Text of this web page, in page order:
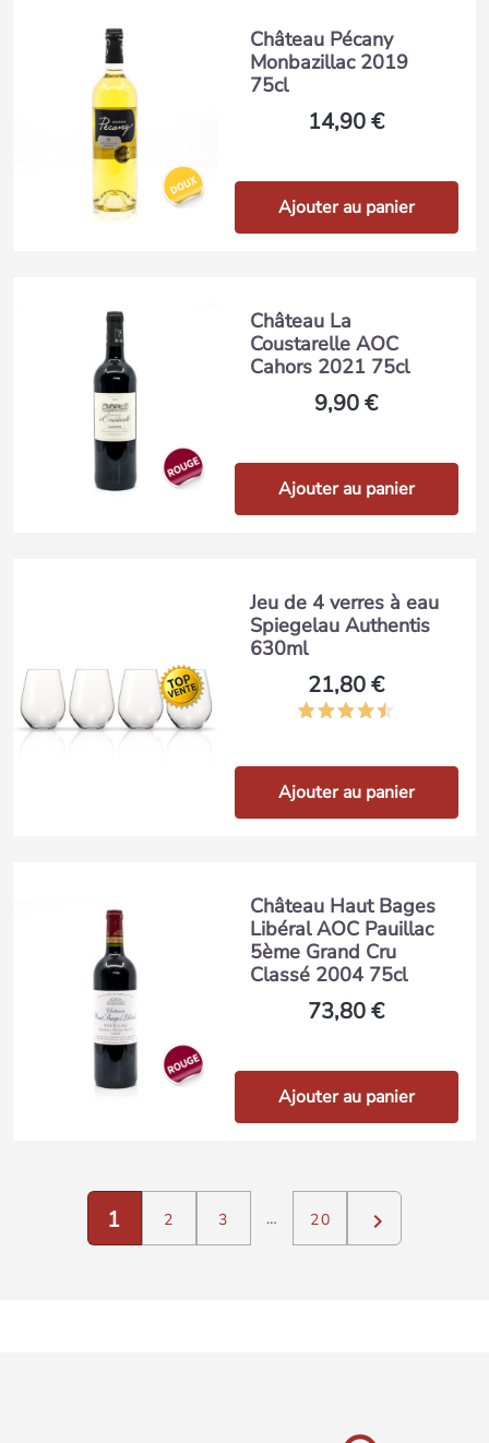
Château Pécany
Monbazillac 2019
75cl
14,90 €
Ajouter au panier
Château La
Coustarelle AOC
Cahors 2021 75cl
9,90 €
Ajouter au panier
Jeu de 4 verres à eau
Spiegelau Authentis
630ml
21,80 €
Ajouter au panier
Château Haut Bages
Libéral AOC Pauillac
5ème Grand Cru
Classé 2004 75cl
73,80 €
Ajouter au panier
1 2 3 … 20 